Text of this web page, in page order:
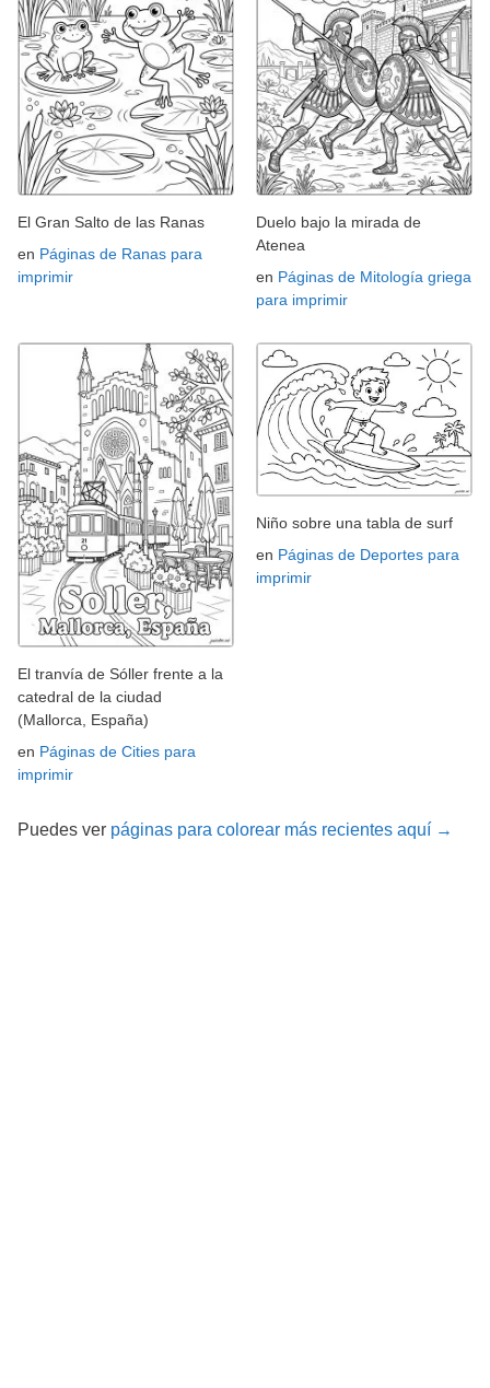
El Gran Salto de las Ranas
en Páginas de Ranas para
imprimir
Duelo bajo la mirada de
Atenea
en Páginas de Mitología griega
para imprimir
El tranvía de Sóller frente a la
catedral de la ciudad
(Mallorca, España)
en Páginas de Cities para
imprimir
Niño sobre una tabla de surf
en Páginas de Deportes para
imprimir
Puedes ver páginas para colorear más recientes aquí →